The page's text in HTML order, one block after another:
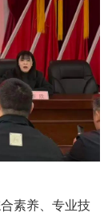
素养、专业技